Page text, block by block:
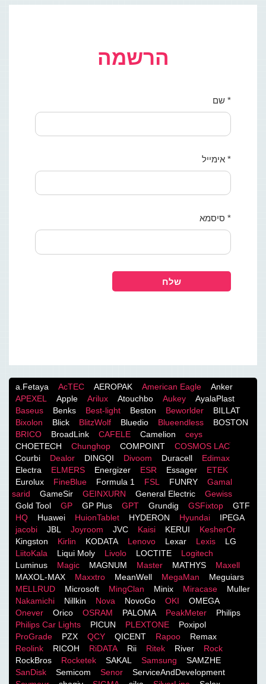
הרשמה
* שם
* אימייל
* סיסמא
a.Fetaya AcTEC AEROPAK American Eagle
Anker
APEXEL
Apple Arilux Atouchbo Aukey
AyalaPlast
Baseus
Benks Best-light Beston Beworlder
BILLAT
Bixolon
Blick BlitzWolf Bluedio Blueendless
BOSTON
BRICO
BroadLink CAFELE Camelion
ceys
CHOETECH
Chunghop COMPOINT
COSMOS LACֹ
Courbi
Dealor DINGQI Divoom Duracell
Edimax
Electra
ELMERS Energizer ESR Essager
ETEK
Eurolux
FineBlue Formula 1 FSL FUNRY
Gamal
sarid
GameSir GEINXURN General Electric
Gewiss
Gold Tool
GP GP Plus GPT Grundig GSFixtop
GTF
HQ
Huawei HuionTablet HYDERON Hyundai
IPEGA
jacobi
JBL Joyroom JVC Kaisi KERUI
KesherOr
Kingston
Kirlin KODATA Lenovo Lexar Lexis
LG
LiitoKala
Liqui Moly Livolo LOCTITE
Logitech
Luminus
Magic MAGNUM Master MATHYS
Maxell
MAXOL-MAX
Maxxtro MeanWell MegaMan
Meguiars
MELLRUD
Microsoft MingClan Minix Miracase
Muller
Nakamichi
Nillkin Nova NovoGo OKI
OMEGA
Onever
Orico OSRAM PALOMA PeakMeter
Philips
Philips Car Lights
PICUN PLEXTONE
Poxipol
ProGrade
PZX QCY QICENT Rapoo
Remax
Reolink
RICOH RiDATA Rii Ritek River
Rock
RockBros
Rocketek SAKAL Samsung
SAMZHE
SanDisk
Semicom Senor
ServiceAndDevelopment